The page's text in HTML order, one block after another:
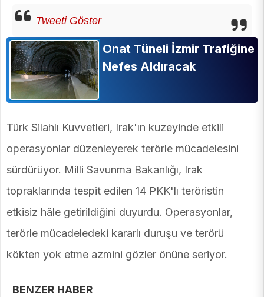
Tweeti Göster
Onat Tüneli İzmir Trafiğine
Nefes Aldıracak
Türk Silahlı Kuvvetleri, Irak'ın kuzeyinde etkili
operasyonlar düzenleyerek terörle mücadelesini
sürdürüyor. Milli Savunma Bakanlığı, Irak
topraklarında tespit edilen 14 PKK'lı teröristin
etkisiz hâle getirildiğini duyurdu. Operasyonlar,
terörle mücadeledeki kararlı duruşu ve terörü
kökten yok etme azmini gözler önüne seriyor.
BENZER HABER